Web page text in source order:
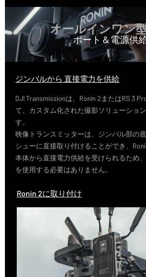
オールインワン
ポート＆電源供
ジンバルから 直接電力を供給
DJI Transmissionは、Ronin 2またはRS 3
て、カスタム化された撮影ソリューショ
す。
映像トランスミッターは、ジンバル部の
シューに直接取り付けることができ、
本体から直接電力供給を受けられるため
を使用する必要はありません。
Ronin 2に取り付け